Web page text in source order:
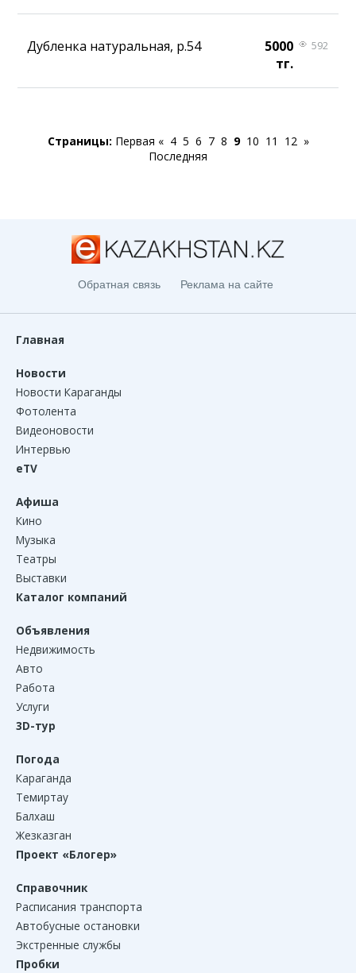
Дубленка натуральная, р.54
5000
тг.
592
Страницы: Первая « 4 5 6 7 8 9 10 11 12 »
Последняя
Обратная связь Реклама на сайте
Главная
Новости
Новости Караганды
Фотолента
Видеоновости
Интервью
eTV
Афиша
Кино
Музыка
Театры
Выставки
Каталог компаний
Объявления
Недвижимость
Авто
Работа
Услуги
3D-тур
Погода
Караганда
Темиртау
Балхаш
Жезказган
Проект «Блогер»
Справочник
Расписания транспорта
Автобусные остановки
Экстренные службы
Пробки